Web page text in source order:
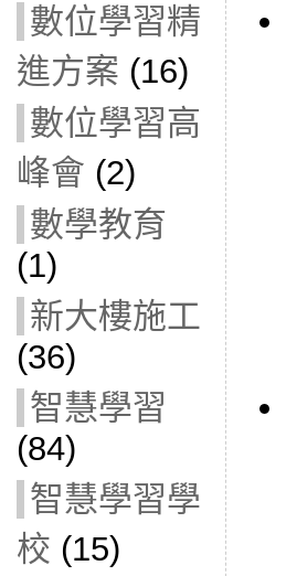
數位學習精
進方案 (16)
數位學習高
峰會 (2)
數學教育
(1)
新大樓施工
(36)
智慧學習
(84)
智慧學習學
校 (15)